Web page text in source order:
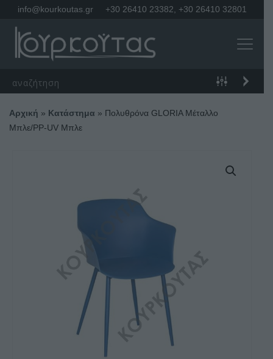
info@kourkoutas.gr +30 26410 23382 +30 26410 32801
Αρχική » Κατάστημα » Πολυθρόνα GLORIA Μέταλλο
Μπλε/PP-UV Μπλε